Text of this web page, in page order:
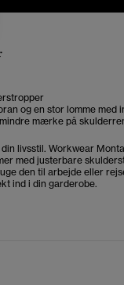
og en stor lomme med
mærke på
livsstil. Workwear
med justerbare
den til arbejde eller
ind i din garderobe.